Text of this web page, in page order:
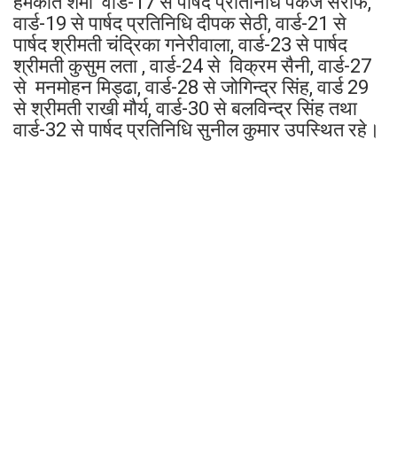
वार्ड-19 से पार्षद प्रतिनिधि दीपक सेठी, वार्ड-21 से
पार्षद श्रीमती चंद्रिका गनेरीवाला, वार्ड-23 से पार्षद
श्रीमती कुसुम लता , वार्ड-24 से विक्रम सैनी, वार्ड-27
से मनमोहन मिड्ढा, वार्ड-28 से जोगिन्द्र सिंह, वार्ड 29
से श्रीमती राखी मौर्य, वार्ड-30 से बलविन्द्र सिंह तथा
वार्ड-32 से पार्षद प्रतिनिधि सुनील कुमार उपस्थित रहे।